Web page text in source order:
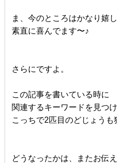
ま、今のところはかなり嬉
素直に喜んでます〜♪
さらにですよ。
この記事を書いている時に
関連するキーワードを見つ
こっちで2匹目のどじょうも
どうなったかは、またお伝